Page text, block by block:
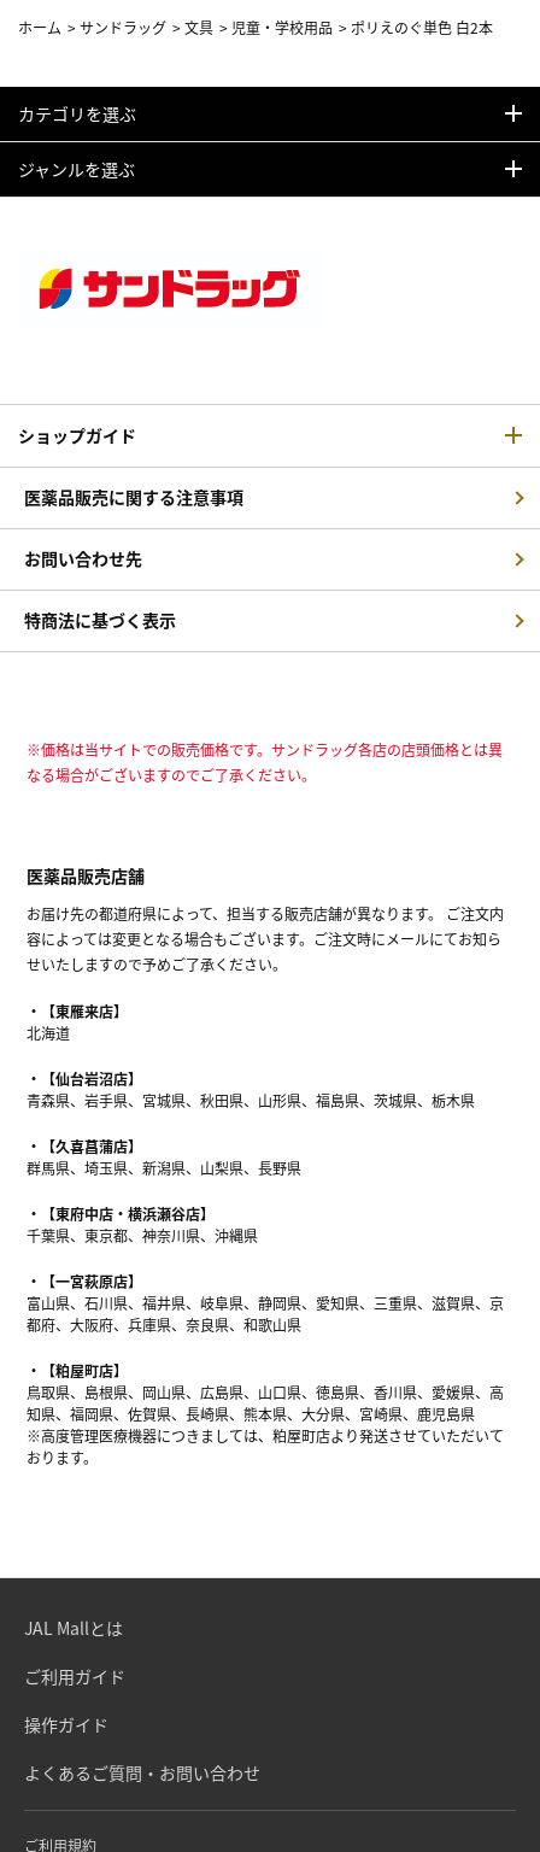
ホーム >サンドラッグ >文具 > 児童・学校用品 > ポリえのぐ単色 白2本
カテゴリを選ぶ
ジャンルを選ぶ
ショップガイド
医薬品販売に関する注意事項
お問い合わせ先
特商法に基づく表示
※価格は当サイトでの販売価格です。サンドラッグ各店の店頭価格とは異
なる場合がございますのでご了承ください。
医薬品販売店舗
お届け先の都道府県によって、担当する販売店舗が異なります。 ご注文内
容によっては変更となる場合もございます。ご注文時にメールにてお知ら
せいたしますので予めご了承ください。
【東雁来店】
北海道
【仙台岩沼店】
青森県、岩手県、宮城県、秋田県、山形県、福島県、茨城県、栃木県
【久喜菖蒲店】
群馬県、埼玉県、新潟県、山梨県、長野県
【東府中店・横浜瀬谷店】
千葉県、東京都、神奈川県、沖縄県
【一宮萩原店】
富山県、石川県、福井県、岐阜県、静岡県、愛知県、三重県、滋賀県、京
都府、大阪府、兵庫県、奈良県、和歌山県
【粕屋町店】
鳥取県、島根県、岡山県、広島県、山口県、徳島県、香川県、愛媛県、高
知県、福岡県、佐賀県、長崎県、熊本県、大分県、宮崎県、鹿児島県
※高度管理医療機器につきましては、粕屋町店より発送させていただいて
おります。
JAL Mallとは
ご利用ガイド
操作ガイド
よくあるご質問・お問い合わせ
ご利用規約